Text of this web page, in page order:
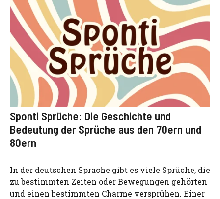
Sponti Sprüche: Die Geschichte und
Bedeutung der Sprüche aus den 70ern und
80ern
In der deutschen Sprache gibt es viele Sprüche, die
zu bestimmten Zeiten oder Bewegungen gehörten
und einen bestimmten Charme versprühen. Einer